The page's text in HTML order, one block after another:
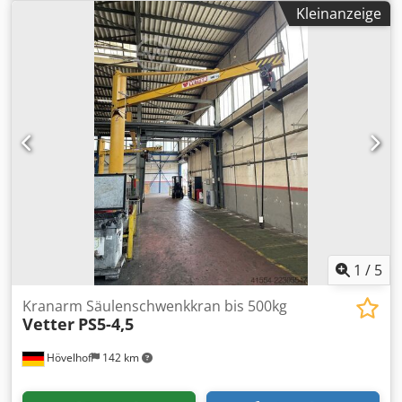
, -WAG 907- Angeboten wird hier ein
Säulenschwenkkran des Herstellers Vetter vom Typ PS5-
4,0. Der Säulenschwenkkran ist voll funktionsfähig. Ein
Datenblatt mit allen Maßen kann den Bildern entnommen
werden. Technische Daten: Hersteller: Vetter Typ: PS5-4,0
Crodpfx Aezk D Eisa Usf Baujahr: 2016 max. Traglast: 400kg
Geschwindigkeitsstufen: 2 Ausladung: ca. 4000mm
Gesamthöhe: ca. 3800 mm Arbeitshöhe: ca. 2500 mm
Maße Unterlegplatte: Ø ca. 630 mm Die Funktionalität kann
nicht vor Ort geprüft werden, da der Säulenschwenkkran
bereits vollständig demontiert ist. Neben diesem
Säulenschwenkkran haben wir weitere
Säulenschwenkkräne mit maximalen Traglasten zwischen
100kg und 1000kg und bis zu 5000mm Ausladung im
Kleinanzeige
1 / 5
Hövelhof 142 km
Kranarm Säulenschwenkkran bis 500kg
Vetter PS5-4,5